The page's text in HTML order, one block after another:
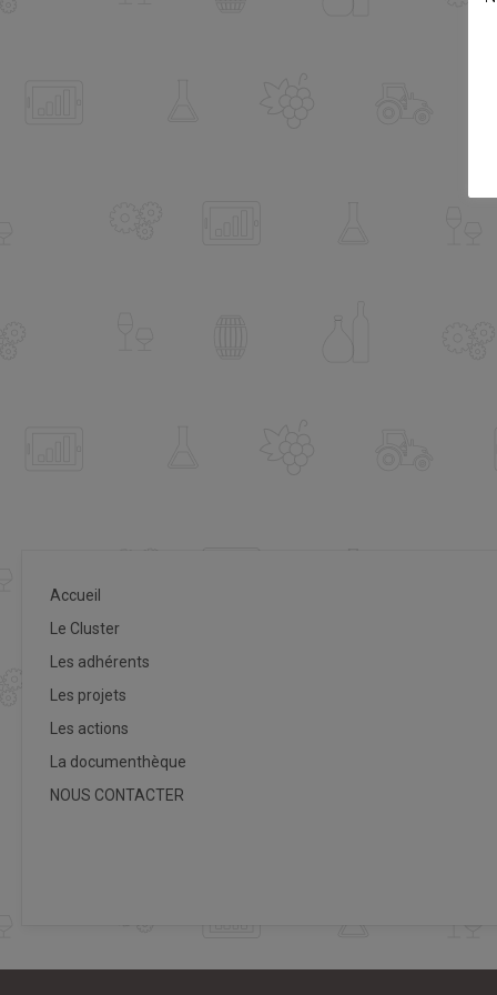
Accueil
Le Cluster
Les adhérents
Les projets
Les actions
La documenthèque
NOUS CONTACTER